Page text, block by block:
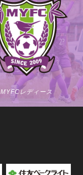
MYFCレディース